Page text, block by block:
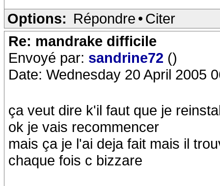
Options: Répondre • Citer
Re: mandrake difficile
Envoyé par: sandrine72 ()
Date: Wednesday 20 April 2005
ça veut dire k'il faut que je
ok je vais recommencer
mais ça je l'ai deja fait mais il
chaque fois c bizzare